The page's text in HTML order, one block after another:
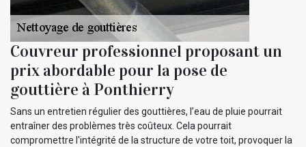
Couvreur professionnel proposant un
prix abordable pour la pose de
gouttière à Ponthierry
Sans un entretien régulier des gouttières, l’eau de pluie pourrait
entraîner des problèmes très coûteux. Cela pourrait
compromettre l'intégrité de la structure de votre toit, provoquer la